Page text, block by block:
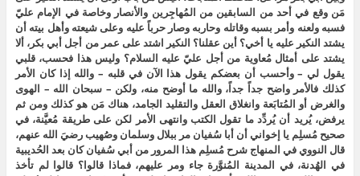
مَن وقع في أحد من السابقين من المُهاجِرين والأنصار وخاصة في الإمام عليّ
فسبه ولعنه وأمر بسبه وقاتله وحاربه وصار حرباً عليه وعلى شيعته وأهل بيته أن
يشتد النكير عليه يا أخي؟ أين عقلنا؟ النكير اشتد على عمر من أجل أبي بكر، ألا
يشتد على أمثال مُعاوية من أجل عليّ عليه السلام؟ وليس هذا فحسب، قلبي
يقول لي – وأحسب أن بعضكم يقول هذا الآن في قلبه – والله إذا كان الأمر
كذلك فالأمر واضح جداً جداً، والله ما أوضح منه، ولكن – سبحان الله – الهوى
والغرض أو المُتابَعة وانغلاق العقل والتقليد الجامد، هناك مَن هو كذلك ومن ثم
يرفض، يُريد أن يُردِّد ما تقول الكتب وانتهى الأمر لكن على طريقة مُعيَّنة، في
صحيح مُسلِم يا إخواني أن أبا سُفيان مر ببلال وسلمان وصُهيب رضيَ الله عنهم،
قال النووي في المنهاج شرح مُسلِم هذا المرور من أبي سُفيان كان بعد الحُديبية
في الهُدنة، في المدينة المُنوَّرة جاء ومر عليهم، فماذا قالوا؟ قالوا لم تأخذ